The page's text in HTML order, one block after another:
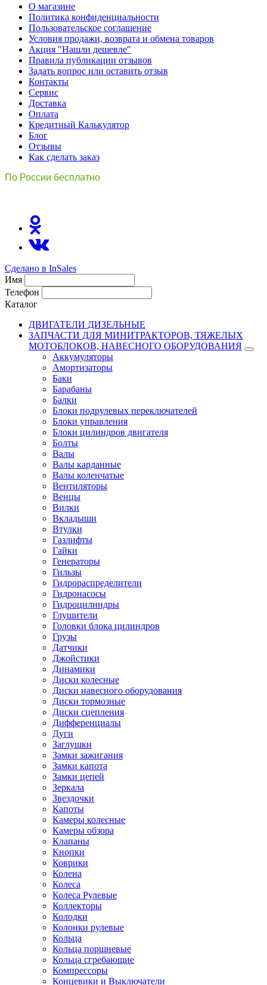
О магазине
Политика конфиденциальности
Пользовательское соглашение
Условия продажи, возврата и обмена товаров
Акция "Нашли дешевле"
Правила публикации отзывов
Задать вопрос или оставить отзыв
Контакты
Сервис
Доставка
Оплата
Кредитный Калькулятор
Блог
Отзывы
Как сделать заказ
По России бесплатно
Сделано в InSales
Имя
Телефон
Каталог
ДВИГАТЕЛИ ДИЗЕЛЬНЫЕ
ЗАПЧАСТИ ДЛЯ МИНИТРАКТОРОВ, ТЯЖЕЛЫХ
МОТОБЛОКОВ, НАВЕСНОГО ОБОРУДОВАНИЯ
Аккумуляторы
Амортизаторы
Баки
Барабаны
Балки
Блоки подрулевых переключателей
Блоки управления
Блоки цилиндров двигателя
Болты
Валы
Валы карданные
Валы коленчатые
Вентиляторы
Венцы
Вилки
Вкладыши
Втулки
Газлифты
Гайки
Генераторы
Гильзы
Гидрораспределители
Гидронасосы
Гидроцилиндры
Глушители
Головки блока цилиндров
Грузы
Датчики
Джойстики
Динамики
Диски колесные
Диски навесного оборудования
Диски тормозные
Диски сцепления
Дифференциалы
Дуги
Заглушки
Замки зажигания
Замки капота
Замки цепей
Зеркала
Звездочки
Капоты
Камеры колесные
Камеры обзора
Клапаны
Кнопки
Коврики
Колена
Колеса
Колеса Рулевые
Коллекторы
Колодки
Колонки рулевые
Кольца
Кольца поршневые
Кольца сгребающие
Компрессоры
Концевики и Выключатели